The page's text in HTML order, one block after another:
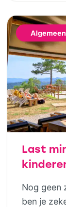
aan
om later
hoeft
juist […]
Algemeen
Last
Nog geen
ben je